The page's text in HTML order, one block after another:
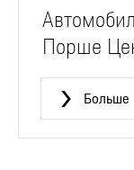
Порше
Больше